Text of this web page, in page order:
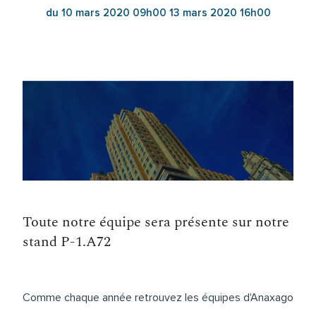
du 10 mars 2020 09h00 13 mars 2020 16h00
Toute notre équipe sera présente sur notre
stand P-1.A72
Comme chaque année retrouvez les équipes d'Anaxago